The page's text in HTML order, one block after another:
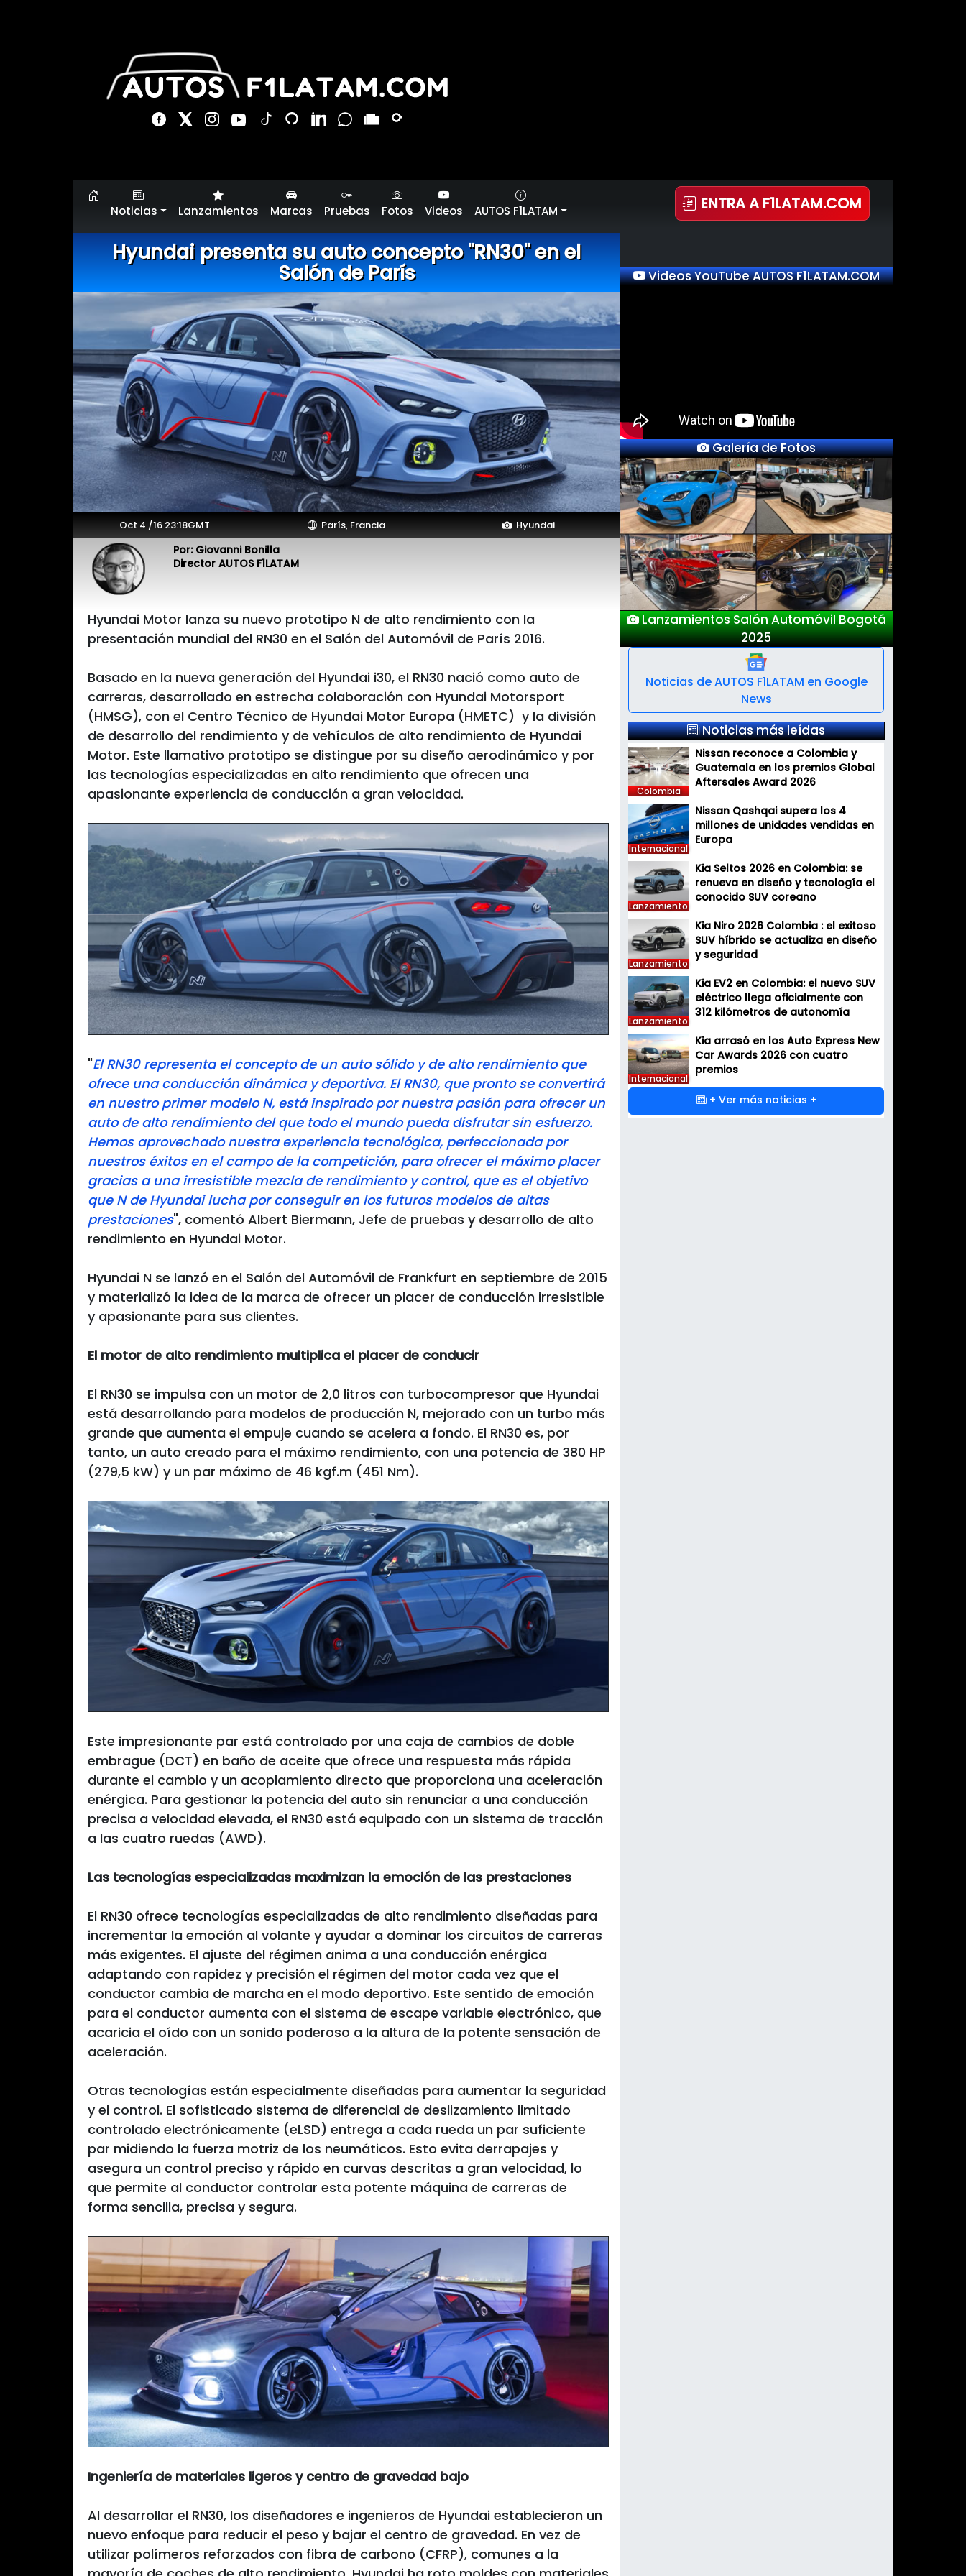
Noticias Lanzamientos Marcas Pruebas Fotos Videos AUTOS F1LATAM ENTRA A F1LATAM.COM
Hyundai presenta su auto concepto "RN30" en el
Salón de París
Oct 4 /16 23:18GMT París, Francia Hyundai
Por: Giovanni Bonilla
Director AUTOS F1LATAM
Hyundai Motor lanza su nuevo prototipo N de alto rendimiento con la
presentación mundial del RN30 en el Salón del Automóvil de París 2016.
Basado en la nueva generación del Hyundai i30, el RN30 nació como auto de
carreras, desarrollado en estrecha colaboración con Hyundai Motorsport
(HMSG), con el Centro Técnico de Hyundai Motor Europa (HMETC) y la división
de desarrollo del rendimiento y de vehículos de alto rendimiento de Hyundai
Motor. Este llamativo prototipo se distingue por su diseño aerodinámico y por
las tecnologías especializadas en alto rendimiento que ofrecen una
apasionante experiencia de conducción a gran velocidad.
"El RN30 representa el concepto de un auto sólido y de alto rendimiento que
ofrece una conducción dinámica y deportiva. El RN30, que pronto se convertirá
en nuestro primer modelo N, está inspirado por nuestra pasión para ofrecer un
auto de alto rendimiento del que todo el mundo pueda disfrutar sin esfuerzo.
Hemos aprovechado nuestra experiencia tecnológica, perfeccionada por
nuestros éxitos en el campo de la competición, para ofrecer el máximo placer
gracias a una irresistible mezcla de rendimiento y control, que es el objetivo
que N de Hyundai lucha por conseguir en los futuros modelos de altas
prestaciones", comentó Albert Biermann, Jefe de pruebas y desarrollo de alto
rendimiento en Hyundai Motor.
Hyundai N se lanzó en el Salón del Automóvil de Frankfurt en septiembre de 2015
y materializó la idea de la marca de ofrecer un placer de conducción irresistible
y apasionante para sus clientes.
El motor de alto rendimiento multiplica el placer de conducir
El RN30 se impulsa con un motor de 2,0 litros con turbocompresor que Hyundai
está desarrollando para modelos de producción N, mejorado con un turbo más
grande que aumenta el empuje cuando se acelera a fondo. El RN30 es, por
tanto, un auto creado para el máximo rendimiento, con una potencia de 380 HP
(279,5 kW) y un par máximo de 46 kgf.m (451 Nm).
Este impresionante par está controlado por una caja de cambios de doble
embrague (DCT) en baño de aceite que ofrece una respuesta más rápida
durante el cambio y un acoplamiento directo que proporciona una aceleración
enérgica. Para gestionar la potencia del auto sin renunciar a una conducción
precisa a velocidad elevada, el RN30 está equipado con un sistema de tracción
a las cuatro ruedas (AWD).
Las tecnologías especializadas maximizan la emoción de las prestaciones
El RN30 ofrece tecnologías especializadas de alto rendimiento diseñadas para
incrementar la emoción al volante y ayudar a dominar los circuitos de carreras
más exigentes. El ajuste del régimen anima a una conducción enérgica
adaptando con rapidez y precisión el régimen del motor cada vez que el
conductor cambia de marcha en el modo deportivo. Este sentido de emoción
para el conductor aumenta con el sistema de escape variable electrónico, que
acaricia el oído con un sonido poderoso a la altura de la potente sensación de
aceleración.
Otras tecnologías están especialmente diseñadas para aumentar la seguridad
y el control. El sofisticado sistema de diferencial de deslizamiento limitado
controlado electrónicamente (eLSD) entrega a cada rueda un par suficiente
par midiendo la fuerza motriz de los neumáticos. Esto evita derrapajes y
asegura un control preciso y rápido en curvas descritas a gran velocidad, lo
que permite al conductor controlar esta potente máquina de carreras de
forma sencilla, precisa y segura.
Ingeniería de materiales ligeros y centro de gravedad bajo
Al desarrollar el RN30, los diseñadores e ingenieros de Hyundai establecieron un
nuevo enfoque para reducir el peso y bajar el centro de gravedad. En vez de
utilizar polímeros reforzados con fibra de carbono (CFRP), comunes a la
Videos YouTube AUTOS F1LATAM.COM
Galería de Fotos
Lanzamientos Salón Automóvil Bogotá
2025
Previous Next
Noticias de AUTOS F1LATAM en Google
News
Noticias más leídas
Colombia
Nissan reconoce a Colombia y
Guatemala en los premios Global
Aftersales Award 2026
Internacional
Nissan Qashqai supera los 4
millones de unidades vendidas en
Europa
Lanzamiento
Kia Seltos 2026 en Colombia: se
renueva en diseño y tecnología el
conocido SUV coreano
Lanzamiento
Kia Niro 2026 Colombia : el exitoso
SUV híbrido se actualiza en diseño
y seguridad
Lanzamiento
Kia EV2 en Colombia: el nuevo SUV
eléctrico llega oficialmente con
312 kilómetros de autonomía
Internacional
Kia arrasó en los Auto Express New
Car Awards 2026 con cuatro
premios
+ Ver más noticias +